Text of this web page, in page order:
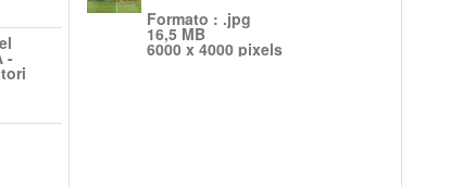
-
Formato : .jpg
16,5 MB
6000 x 4000 pixels